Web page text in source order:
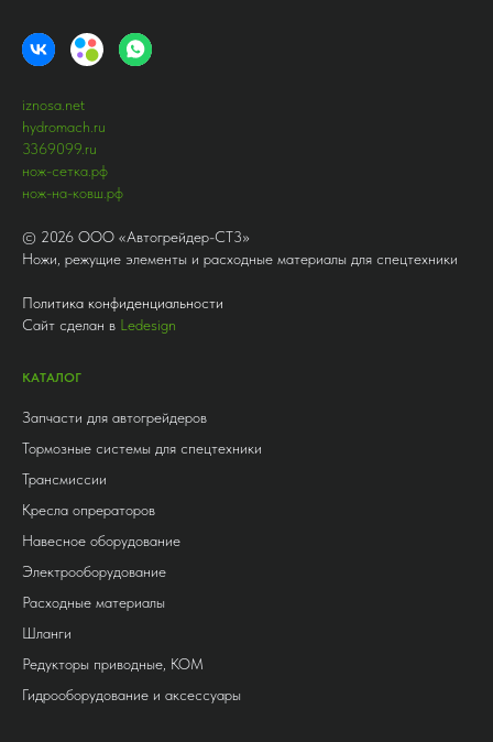
iznosa.net
hydromach.ru
3369099.ru
нож-сетка.рф
нож-на-ковш.рф
© 2026 ООО «Автогрейдер-СТ3»
Ножи, режущие элементы и расходные материалы для спецтехники
Политика конфиденциальности
Сайт сделан в Ledesign
КАТАЛОГ
Запчасти для автогрейдеров
Тормозные системы для спецтехники
Трансмиссии
Кресла опрераторов
Навесное оборудование
Электрооборудование
Расходные материалы
Шланги
Редукторы приводные, КОМ
Гидрооборудование и аксессуары